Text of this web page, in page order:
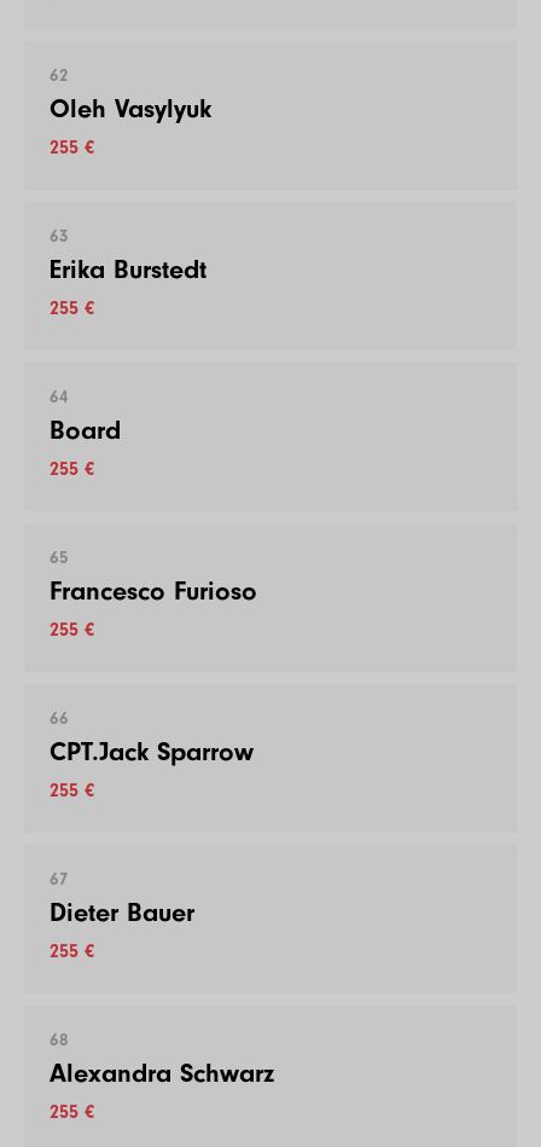
62
Oleh Vasylyuk
255 €
63
Erika Burstedt
255 €
64
Board
255 €
65
Francesco Furioso
255 €
66
CPT.Jack Sparrow
255 €
67
Dieter Bauer
255 €
68
Alexandra Schwarz
255 €